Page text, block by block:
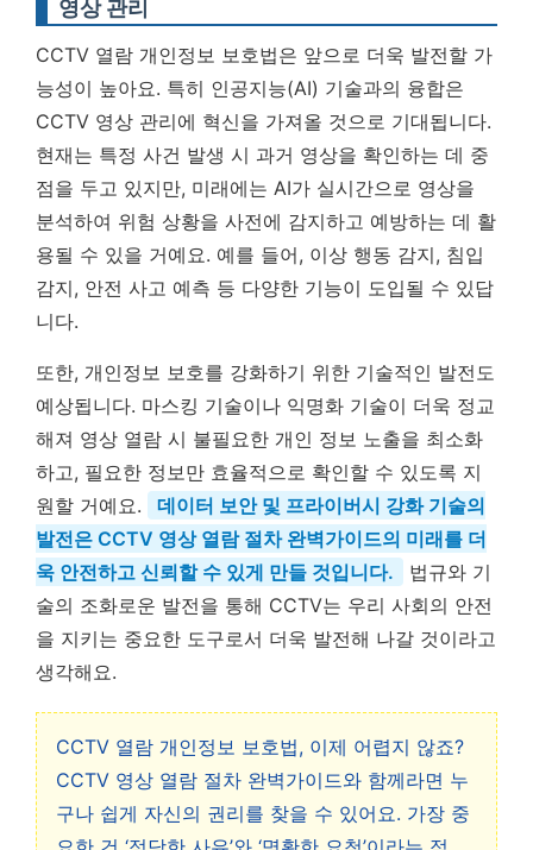
영상 관리
CCTV 열람 개인정보 보호법은 앞으로 더욱 발전할 가
능성이 높아요. 특히 인공지능(AI) 기술과의 융합은
CCTV 영상 관리에 혁신을 가져올 것으로 기대됩니다.
현재는 특정 사건 발생 시 과거 영상을 확인하는 데 중
점을 두고 있지만, 미래에는 AI가 실시간으로 영상을
분석하여 위험 상황을 사전에 감지하고 예방하는 데 활
용될 수 있을 거예요. 예를 들어, 이상 행동 감지, 침입
감지, 안전 사고 예측 등 다양한 기능이 도입될 수 있답
니다.
또한, 개인정보 보호를 강화하기 위한 기술적인 발전도
예상됩니다. 마스킹 기술이나 익명화 기술이 더욱 정교
해져 영상 열람 시 불필요한 개인 정보 노출을 최소화
하고, 필요한 정보만 효율적으로 확인할 수 있도록 지
원할 거예요.
데이터 보안 및 프라이버시 강화 기술의
발전은 CCTV 영상 열람 절차 완벽가이드의 미래를 더
욱 안전하고 신뢰할 수 있게 만들 것입니다.
법규와 기
술의 조화로운 발전을 통해 CCTV는 우리 사회의 안전
을 지키는 중요한 도구로서 더욱 발전해 나갈 것이라고
생각해요.
CCTV 열람 개인정보 보호법, 이제 어렵지 않죠?
CCTV 영상 열람 절차 완벽가이드와 함께라면 누
구나 쉽게 자신의 권리를 찾을 수 있어요. 가장 중